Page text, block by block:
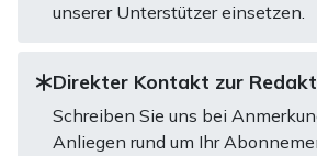
unserer Unterstützer einsetzen.
Direkter Kontakt zur
Schreiben Sie uns bei
Anliegen rund um Ihr